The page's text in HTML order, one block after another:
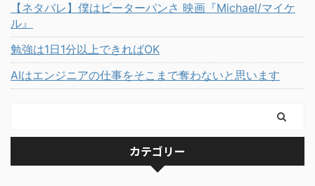
【ネタバレ】僕はピーターパンさ 映画『Michael/マイケ
ル』
勉強は1日1分以上できればOK
AIはエンジニアの仕事をそこまで奪わないと思います
カテゴリー